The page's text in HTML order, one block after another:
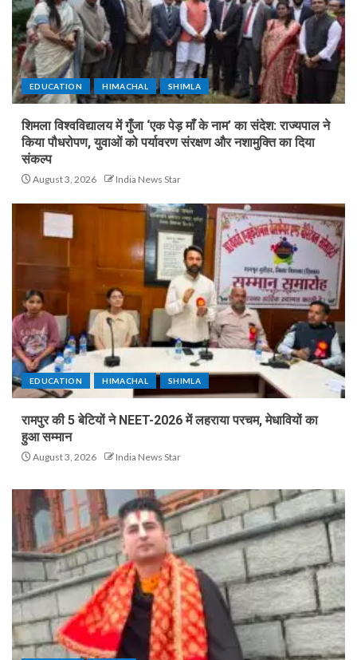
EDUCATION HIMACHAL SHIMLA
शिमला विश्वविद्यालय में गुँजा ‘एक पेड़ माँ के नाम’ का संदेश: राज्यपाल ने
किया पौधरोपण, युवाओं को पर्यावरण संरक्षण और नशामुक्ति का दिया
संकल्प
August 3, 2026 India News Star
EDUCATION HIMACHAL SHIMLA
रामपुर की 5 बेटियों ने NEET-2026 में लहराया परचम, मेधावियों का
हुआ सम्मान
August 3, 2026 India News Star